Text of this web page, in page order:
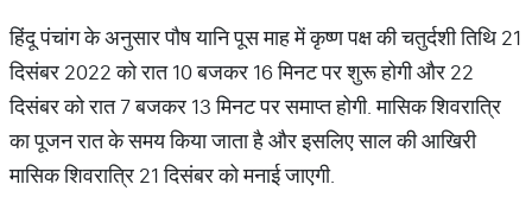
हिंदू पंचांग के अनुसार पौष यानि पूस माह में कृष्ण पक्ष की चतुर्दशी तिथि 21
दिसंबर 2022 को रात 10 बजकर 16 मिनट पर शुरू होगी और 22
दिसंबर को रात 7 बजकर 13 मिनट पर समाप्त होगी. मासिक शिवरात्रि
का पूजन रात के समय किया जाता है और इसलिए साल की आखिरी
मासिक शिवरात्रि 21 दिसंबर को मनाई जाएगी.